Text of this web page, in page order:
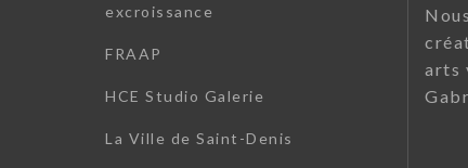
excroissance
FRAAP
HCE Studio Galerie
La Ville de Saint-Denis
arts